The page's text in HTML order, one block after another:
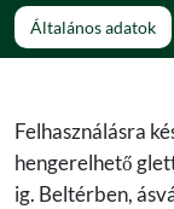
Általános adatok
Felhasználásra
hengerelhető
ig. Beltérben,